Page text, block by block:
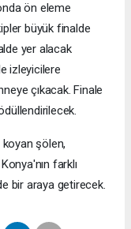
ön eleme
büyük finalde
yer alacak
izleyicilere
çıkacak. Finale
koyan şölen,
farklı
bir araya getirecek.